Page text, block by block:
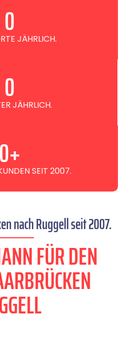
JÄHRLICH.
0
JÄHRLICH.
0
SEIT 2007.
0+
nach Ruggell seit 2007.
FÜR DEN